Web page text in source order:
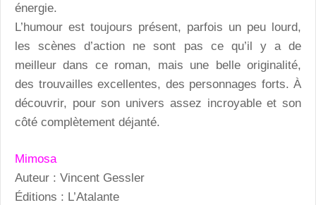
énergie.
L’humour est toujours présent, parfois un peu lourd,
les scènes d’action ne sont pas ce qu’il y a de
meilleur dans ce roman, mais une belle originalité,
des trouvailles excellentes, des personnages forts. À
découvrir, pour son univers assez incroyable et son
côté complètement déjanté.
Mimosa
Auteur : Vincent Gessler
Éditions : L’Atalante